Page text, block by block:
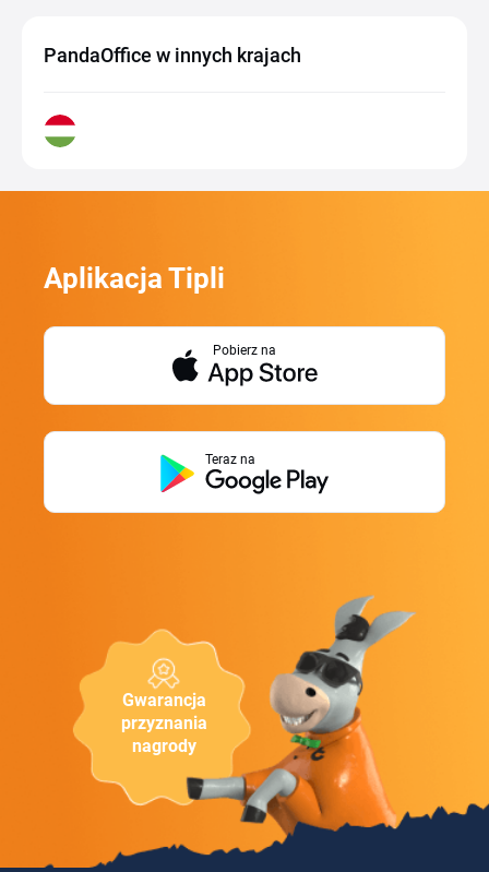
PandaOffice w innych krajach
Gwarancja
przyznania
nagrody
Aplikacja Tipli
Pobierz na
Teraz na